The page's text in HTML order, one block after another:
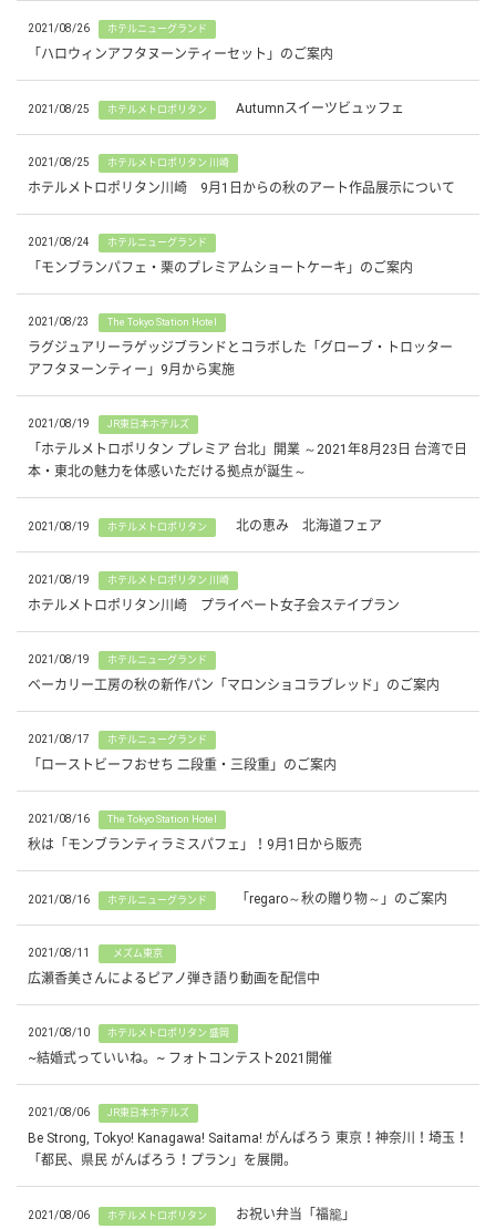
2021/08/26 ホテルニューグランド
「ハロウィンアフタヌーンティーセット」のご案内
2021/08/25 ホテルメトロポリタン Autumnスイーツビュッフェ
2021/08/25 ホテルメトロポリタン 川崎
ホテルメトロポリタン川崎 9月1日からの秋のアート作品展示について
2021/08/24 ホテルニューグランド
「モンブランパフェ・栗のプレミアムショートケーキ」のご案内
2021/08/23 The Tokyo Station Hotel
ラグジュアリーラゲッジブランドとコラボした「グローブ・トロッター
アフタヌーンティー」9月から実施
2021/08/19 JR東日本ホテルズ
「ホテルメトロポリタン プレミア 台北」開業 ～2021年8月23日 台湾で日
本・東北の魅力を体感いただける拠点が誕生～
2021/08/19 ホテルメトロポリタン 北の恵み 北海道フェア
2021/08/19 ホテルメトロポリタン 川崎
ホテルメトロポリタン川崎 プライベート女子会ステイプラン
2021/08/19 ホテルニューグランド
ベーカリー工房の秋の新作パン「マロンショコラブレッド」のご案内
2021/08/17 ホテルニューグランド
「ローストビーフおせち 二段重・三段重」のご案内
2021/08/16 The Tokyo Station Hotel
秋は「モンブランティラミスパフェ」！9月1日から販売
2021/08/16 ホテルニューグランド 「regaro～秋の贈り物～」のご案内
2021/08/11 メズム東京
広瀬香美さんによるピアノ弾き語り動画を配信中
2021/08/10 ホテルメトロポリタン 盛岡
~結婚式っていいね。~ フォトコンテスト2021開催
2021/08/06 JR東日本ホテルズ
Be Strong, Tokyo! Kanagawa! Saitama! がんばろう 東京！神奈川！埼玉！
「都民、県民 がんばろう！プラン」を展開。
2021/08/06 ホテルメトロポリタン お祝い弁当「福籠」